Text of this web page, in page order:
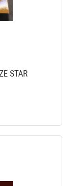
STAR